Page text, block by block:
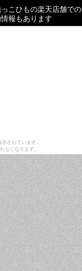
されています。
なくなります。
こひもの楽天店舗での
報もあります